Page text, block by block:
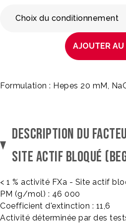
Choix du conditionnement
AJOUTER AU
Formulation : Hepes 20 mM,
DESCRIPTION DU
SITE ACTIF BLOQUÉ
< 1 % activité FXa - Site actif
PM (g/mol) : 46 000
Coefficient d'extinction : 11,6
Activité déterminée par des